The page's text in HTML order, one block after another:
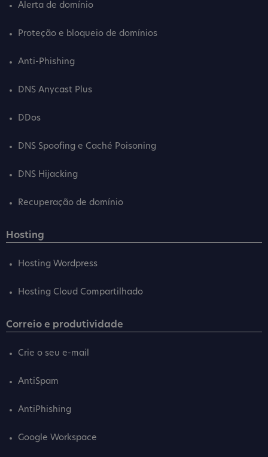
Alerta de domínio
Proteção e bloqueio de domínios
Anti-Phishing
DNS Anycast Plus
DDos
DNS Spoofing e Caché Poisoning
DNS Hijacking
Recuperação de domínio
Hosting
Hosting Wordpress
Hosting Cloud Compartilhado
Correio e produtividade
Crie o seu e-mail
AntiSpam
AntiPhishing
Google Workspace